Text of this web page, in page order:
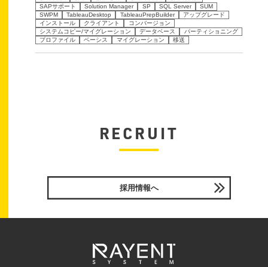
SAPサポート
Solution Manager SP SQL Server
SUM
SWPM
TableauDesktop TableauPrepBuilder
アップグレード
インストール
クライアント
コンバージョン
システムコピー/マイグレーション
データベース
パーティショニング
プロファイル
ベーシス マイグレーション 移送
RECRUIT
採用情報へ